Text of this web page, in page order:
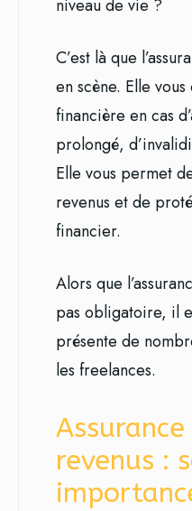
niveau de vie ?
C’est là que
en scène. Elle
financière en cas
prolongé,
Elle vous permet
revenus et de
financier.
Alors que
pas obligatoire, il
présente de
les freelances.
revenus :